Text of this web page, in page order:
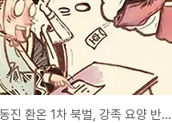
동진 환온 1차 북벌, 강족 요양 반격으로 장안 왕맹을 잃다 [35화]